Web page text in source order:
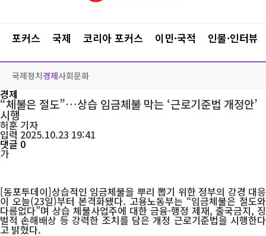
포커스 국제 코리아 포커스 이민·국적 인물·인터뷰
국제정치경제사회문화
경제
“체불은 절도”…상습 임금체불 막는 ‘근로기준법 개정안’
시행
허훈기자
입력 2025.10.23 19:41
댓글 0
가
[동포투데이]상습적인 임금체불을 뿌리 뽑기 위한 정부의 강경 대응
이 오늘(23일)부터 본격화됐다. 고용노동부는 “임금체불은 절도와
다름없다”며 상습 체불사업주에 대한 금융·행정 제재, 출국금지, 징
벌적 손해배상 등 강력한 조치를 담은 개정 근로기준법을 시행한다
고 밝혔다.